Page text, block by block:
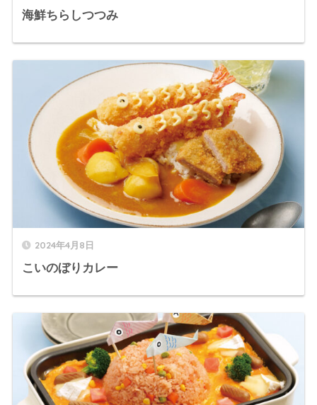
海鮮ちらしつつみ
2024年4月8日
こいのぼりカレー